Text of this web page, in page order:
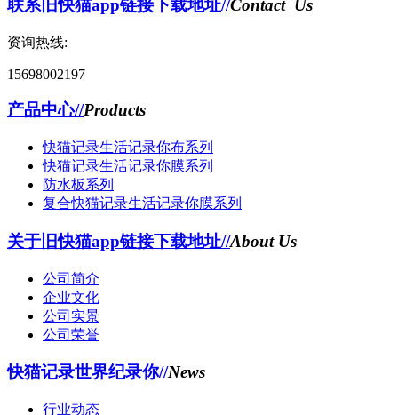
联系旧快猫app链接下载地址//Contact Us
资询热线:
15698002197
产品中心//Products
快猫记录生活记录你布系列
快猫记录生活记录你膜系列
防水板系列
复合快猫记录生活记录你膜系列
关于旧快猫app链接下载地址//About Us
公司简介
企业文化
公司实景
公司荣誉
快猫记录世界纪录你//News
行业动态